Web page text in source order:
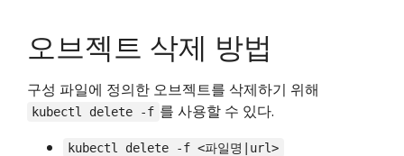
오브젝트 삭제 방법
구성 파일에 정의한 오브젝트를 삭제하기 위해
kubectl delete -f 를 사용할 수 있다.
kubectl delete -f <파일명|url>